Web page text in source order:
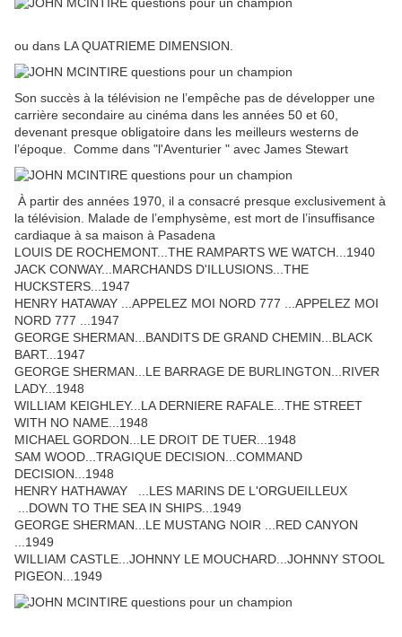
ou dans LA QUATRIEME DIMENSION.
Son succès à la télévision ne l’empêche pas de développer une
carrière secondaire au cinéma dans les années 50 et 60,
devenant presque obligatoire dans les meilleurs westerns de
l’époque. Comme dans "l'Aventurier " avec James Stewart
À partir des années 1970, il a consacré presque exclusivement à
la télévision. Malade de l’emphysème, est mort de l’insuffisance
cardiaque à sa maison à Pasadena
LOUIS DE ROCHEMONT...THE RAMPARTS WE WATCH...1940
JACK CONWAY...MARCHANDS D'ILLUSIONS...THE
HUCKSTERS...1947
HENRY HATAWAY ...APPELEZ MOI NORD 777 ...APPELEZ MOI
NORD 777 ...1947
GEORGE SHERMAN...BANDITS DE GRAND CHEMIN...BLACK
BART...1947
GEORGE SHERMAN...LE BARRAGE DE BURLINGTON...RIVER
LADY...1948
WILLIAM KEIGHLEY...LA DERNIERE RAFALE...THE STREET
WITH NO NAME...1948
MICHAEL GORDON...LE DROIT DE TUER...1948
SAM WOOD...TRAGIQUE DECISION...COMMAND
DECISION...1948
HENRY HATHAWAY ...LES MARINS DE L'ORGUEILLEUX
...DOWN TO THE SEA IN SHIPS...1949
GEORGE SHERMAN...LE MUSTANG NOIR ...RED CANYON
...1949
WILLIAM CASTLE...JOHNNY LE MOUCHARD...JOHNNY STOOL
PIGEON...1949